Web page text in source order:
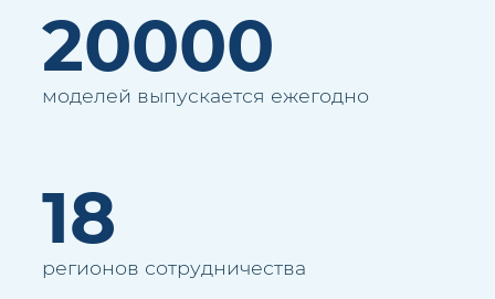
20000
моделей выпускается ежегодно
18
регионов сотрудничества